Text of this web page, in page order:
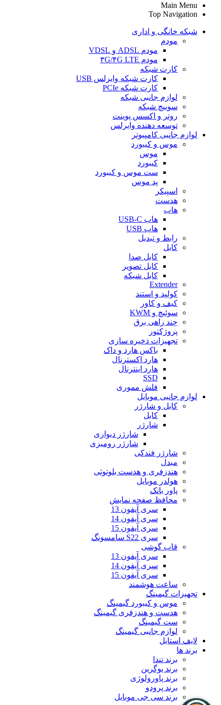
Main Menu
Top Navigation
شبکه خانگی و اداری
مودم
مودم ADSL و VDSL
مودم ۳G/۴G LTE
کارت شبکه
کارت شبکه وایرلس USB
کارت شبکه PCIe
لوازم جانبی شبکه
سوییچ شبکه
روتر و اکسس پوینت
توسعه دهنده وایرلس
لوازم جانبی کامپیوتر
موس و کیبورد
موس
کیبورد
ست موس و کیبورد
پد موس
اسپیکر
هدست
هاب
هاب USB-C
هاب USB
رابط و تبدیل
کابل
کابل صدا
کابل تصویر
کابل شبکه
Extender
کولپد و استند
کیف و کاور
سوئیچ و KWM
چند راهی برق
پروژکتور
تجهیزات ذخیره سازی
باکس هارد و داک
هارد اکسترنال
هارد اینترنال
SSD
فلش مموری
لوازم جانبی موبایل
کابل و شارژر
کابل
شارژر
شارژر دیواری
شارژر رومیزی
شارژر فندکی
مبدل
هندزفری و هدست بلوتوثی
هولدر موبایل
پاور بانک
محافظ صفحه نمایش
سری آیفون 13
سری آیفون 14
سری آیفون 15
سری S22 سامسونگ
قاب گوشی
سری آیفون 13
سری آیفون 14
سری آیفون 15
ساعت هوشمند
تجهیزات گیمینگ
موس و کیبورد گیمینگ
هدست و هندزفری گیمینگ
ست گیمینگ
لوازم جانبی گیمینگ
لایف استایل
برند ها
برند تندا
برند یوگرین
برند پاورولوژی
برند پرودو
برند سی جی موبایل